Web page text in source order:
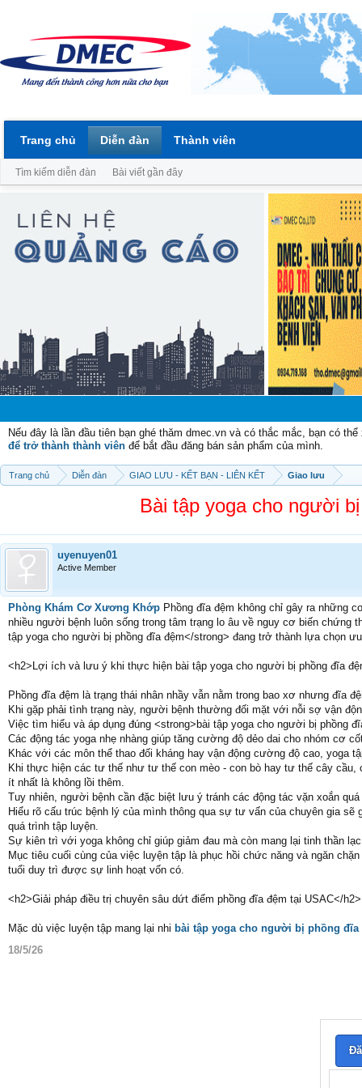
Nếu đây là lần đầu tiên bạn ghé thăm dmec.vn và có thắc mắc, bạn có
để trở thành thành viên để bắt đầu đăng bán sản phẩm của mình.
Trang chủ Diễn đàn GIAO LƯU - KẾT BẠN - LIÊN KẾT Giao lưu
Bài tập yoga cho người
uyenuyen01
Active Member
Phòng Khám Cơ Xương Khớp Phồng đĩa đệm không chỉ gây ra những
nhiều người bệnh luôn sống trong tâm trạng lo âu về nguy cơ biến
tập yoga cho người bị phồng đĩa đệm</strong> đang trở thành lựa chọn
<h2>Lợi ích và lưu ý khi thực hiện bài tập yoga cho người bị phồng đĩa
Phồng đĩa đệm là trạng thái nhân nhầy vẫn nằm trong bao xơ nhưng đĩa
Khi gặp phải tình trạng này, người bệnh thường đối mặt với nỗi sợ vận
Việc tìm hiểu và áp dụng đúng <strong>bài tập yoga cho người bị phồng
Các động tác yoga nhẹ nhàng giúp tăng cường độ dẻo dai cho nhóm cơ
Khác với các môn thể thao đối kháng hay vận động cường độ cao, yoga
Khi thực hiện các tư thế như tư thế con mèo - con bò hay tư thế cây
ít nhất là không lồi thêm.
Tuy nhiên, người bệnh cần đặc biệt lưu ý tránh các động tác vặn xoắn
Hiểu rõ cấu trúc bệnh lý của mình thông qua sự tư vấn của chuyên gia
quá trình tập luyện.
Sự kiên trì với yoga không chỉ giúp giảm đau mà còn mang lại tinh thần
Mục tiêu cuối cùng của việc luyện tập là phục hồi chức năng và ngăn
tuổi duy trì được sự linh hoạt vốn có.
<h2>Giải pháp điều trị chuyên sâu dứt điểm phồng đĩa đệm tại USAC</h2>
Mặc dù việc luyện tập mang lại nhi bài tập yoga cho người bị phồng đĩa
18/5/26
Trang chủ Diễn đàn
Tìm kiếm diễn đàn Bài viết gần đây
Thành viên